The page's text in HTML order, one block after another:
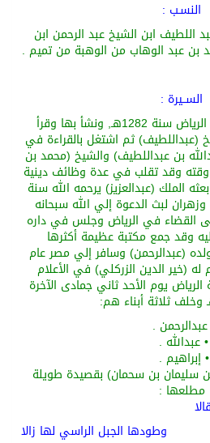
النسـب :
اللطيف ابن الشيخ عبد الرحمن ابن
بن عبد الوهاب من الوهبة من تميم .
الســيرة :
الجليل ولد بمدينة الرياض سنة 1282هـ, ونشأ بها وقرأ
(عبداللطيف)ثم اشتغل بالقراءة في
الله بن عبداللطيف) والشيخ (محمد بن
وقد تقلب في عدة وظائف دينية
الملك (عبدالعزيز) يرحمه الله سنة
وزهران لبث الدعوة إلي الله سبحانه
القضاء في الرياض وجلس في داره
وقد جمع مكتبة عظيمة أكثرها
(عبدالرحمن) وسافر إلي مصر عام
له (خير الدين الزركلي) في الأعلام
الرياض يوم الأحد ثاني جمادى الآخرة
:
عبدالرحمن .
•عبدالله .
•إبراهيم .
سليمان بن سحمان) بقصيدة طويلة
مطلعها :
وطودها الجبل الراسي لها زالا